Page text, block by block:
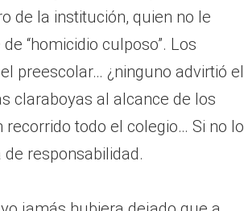
de la institución, quien no le
“homicidio culposo”. Los
preescolar… ¿ninguno advirtió el
claraboyas al alcance de los
todo el colegio… Si no lo
responsabilidad.